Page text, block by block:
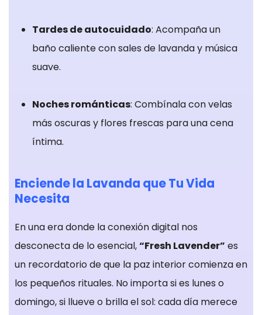
Tardes de autocuidado: Acompaña un
baño caliente con sales de lavanda y música
suave.
Noches románticas: Combínala con velas
más oscuras y flores frescas para una cena
íntima.
Enciende la Lavanda que Tu Vida
Necesita
En una era donde la conexión digital nos
desconecta de lo esencial,“Fresh Lavender” es
un recordatorio de que la paz interior comienza en
los pequeños rituales. No importa si es lunes o
domingo, si llueve o brilla el sol: cada día merece
anuncios
relevantes en
información
personal, sino
única de su
Internet. Si no
experimentará
publicidad
menos